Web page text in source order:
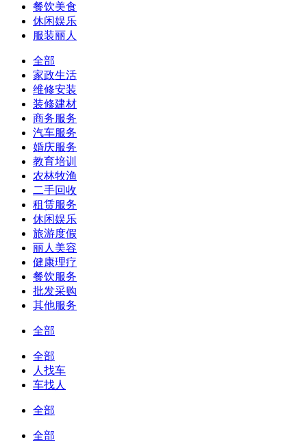
餐饮美食
休闲娱乐
服装丽人
全部
家政生活
维修安装
装修建材
商务服务
汽车服务
婚庆服务
教育培训
农林牧渔
二手回收
租赁服务
休闲娱乐
旅游度假
丽人美容
健康理疗
餐饮服务
批发采购
其他服务
全部
全部
人找车
车找人
全部
全部